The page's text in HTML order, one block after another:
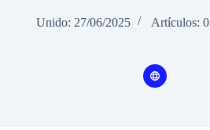
Unido: 27/06/2025 Artículos: 0